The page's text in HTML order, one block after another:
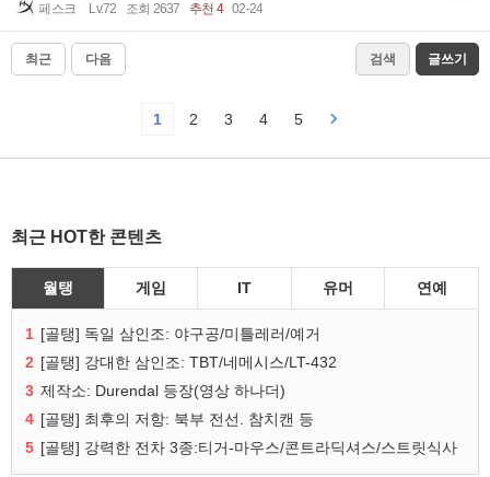
페스크 Lv.72 조회 2637 추천 4 02-24
최근 다음 검색 글쓰기
1 2 3 4 5
최근 HOT한 콘텐츠
월탱 게임 IT 유머 연예
1 [골탱] 독일 삼인조: 야구공/미틀레러/예거
2 [골탱] 강대한 삼인조: TBT/네메시스/LT-432
3 제작소: Durendal 등장(영상 하나더)
4 [골탱] 최후의 저항: 북부 전선. 참치캔 등
5 [골탱] 강력한 전차 3종:티거-마우스/콘트라딕셔스/스트릿식사